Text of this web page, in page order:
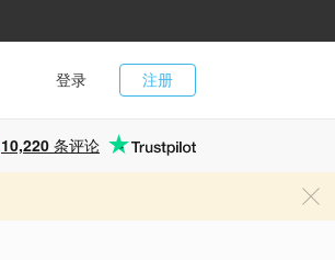
注册
登录
10,220 条评论